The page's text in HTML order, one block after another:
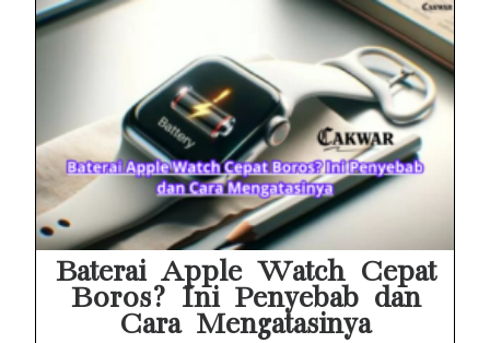
Baterai Apple Watch Cepat
Boros? Ini Penyebab dan
Cara Mengatasinya